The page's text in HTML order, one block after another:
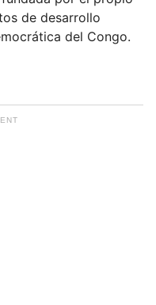
de desarrollo
del Congo.